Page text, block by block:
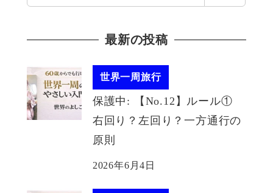
索
最新の投稿
世界一周旅行
保護中: 【No.12】ルール①
右回り？左回り？一方通行の
原則
2026年6月4日